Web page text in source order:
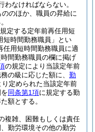
なければならない。
のほか、職員の昇給に
定する定年前再任用短
短時間勤務職員」とい
任用短時間勤務職員に適
間勤務職員の欄に掲げ
の規定により当該定年前
の級に応じた額に、 勤
り定められた当該定年前
同条第1項に規定する勤
額とする。
複雑、困難もしくは責任
勤労環境その他の勤労